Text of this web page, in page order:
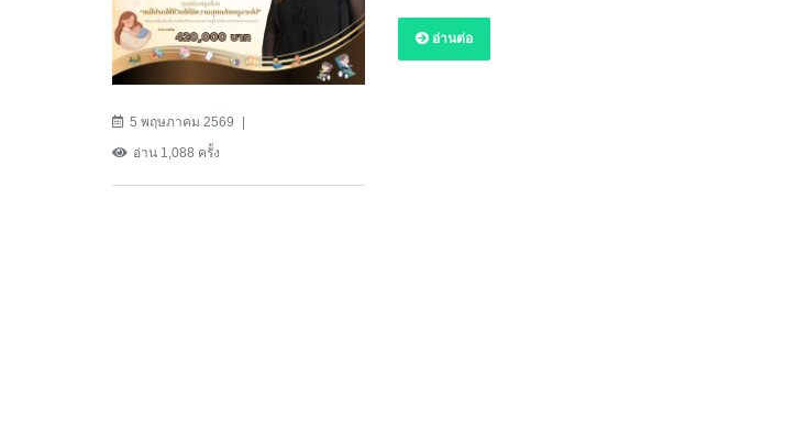
5 พฤษภาคม 2569
อ่าน 1,088 ครั้ง
อ่านต่อ